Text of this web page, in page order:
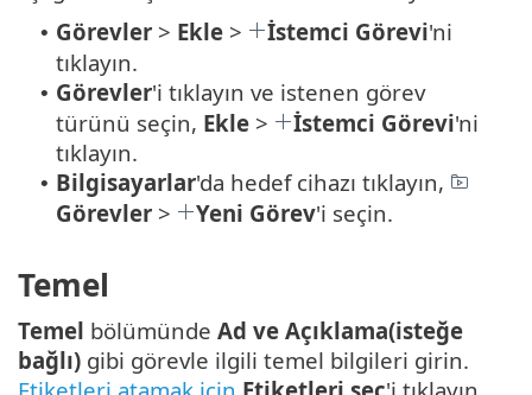
• Görevler > Ekle > İstemci Görevi'ni
tıklayın.
• Görevler'i tıklayın ve istenen görev
türünü seçin, Ekle > İstemci Görevi'ni
tıklayın.
• Bilgisayarlar'da hedef cihazı tıklayın,
Görevler > Yeni Görev'i seçin.
Temel
Temel bölümünde Ad ve Açıklama(isteğe
bağlı) gibi görevle ilgili temel bilgileri girin.